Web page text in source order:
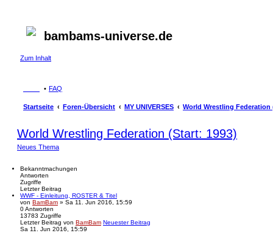
bambams-universe.de
Zum Inhalt
FAQ
Startseite Foren-Übersicht MY UNIVERSES World Wrestling Federation
World Wrestling Federation (Start: 1993)
Neues Thema
Bekanntmachungen
Antworten
Zugriffe
Letzter Beitrag
WWF - Einleitung, ROSTER & Titel
von BamBam » Sa 11. Jun 2016, 15:59
0Antworten
13783 Zugriffe
Letzter Beitrag von BamBam Neuester Beitrag
Sa 11. Jun 2016, 15:59